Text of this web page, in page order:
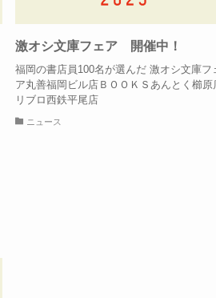
激オシ文庫フェア 開催中！
福岡の書店員100名が選んだ 激オシ文庫フ
ア丸善福岡ビル店ＢＯＯＫＳあんとく櫛原
リブロ西鉄平尾店
ニュース